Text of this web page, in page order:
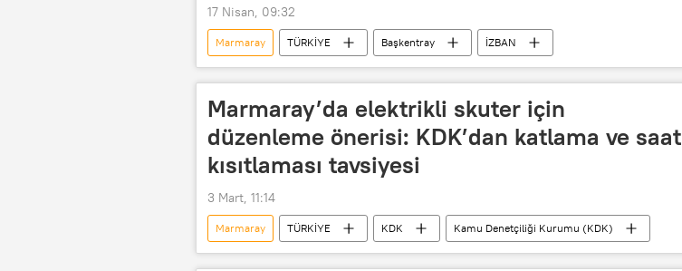
17 Nisan, 09:32
Marmaray TÜRKİYE Başkentray İZBAN
Marmaray’da elektrikli skuter için
düzenleme önerisi: KDK’dan katlama ve saat
kısıtlaması tavsiyesi
3 Mart, 11:14
Marmaray TÜRKİYE KDK
Kamu Denetçiliği Kurumu (KDK)
Ulaştırma, Denizcilik ve Haberleşme Bakanlığı
TCDD